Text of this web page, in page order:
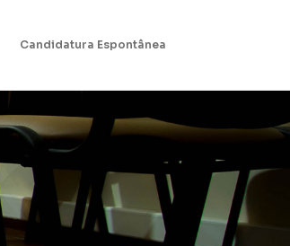
Candidatura Espontânea